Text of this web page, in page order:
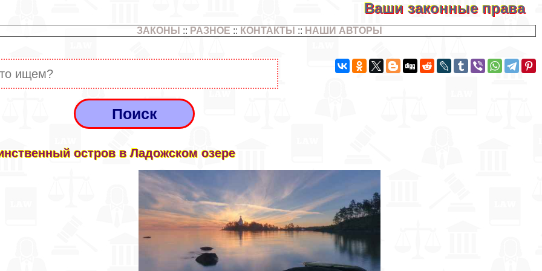
Ваши законные права
ЗАКОНЫ :: РАЗНОЕ :: КОНТАКТЫ :: НАШИ АВТОРЫ
остров в Ладожском озере